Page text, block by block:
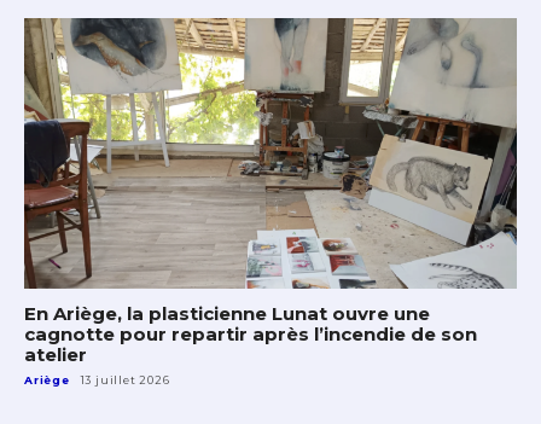
En Ariège, la plasticienne Lunat ouvre une
cagnotte pour repartir après l’incendie de son
atelier
Ariège 13 juillet 2026